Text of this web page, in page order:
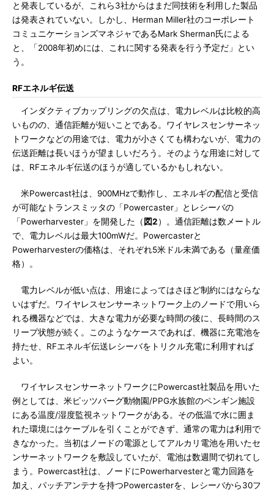
と発表しているが、これら3社からはまだ同技術を利用した製品
は発表されていない。しかし、Herman Miller社のコーポレート
コミュニケーションズマネジャであるMark Sherman氏による
と、「2008年初めには、これに関する発表を行う予定だ」とい
う。
RFエネルギ伝送
インダクティブカップリングの欠点は、電力レベルは比較的高
いものの、通信距離が短いことである。ワイヤレスセンサーネッ
トワークなどの用途では、電力が小さくても構わないが、電力の
伝送距離は長いほうが望ましいだろう。そのような用途に対して
は、RFエネルギ伝送のほうが適しているかもしれない。
米Powercast社は、900MHzで動作し、エネルギの配信と受信
が可能なトランスミッタの「Powercaster」とレシーバの
「Powerharvester」を開発した（ 図2）。通信距離は数メートル
で、電力レベルは最大100mWだ。Powercasterと
Powerharvesterの価格は、それぞれ5米ドル未満である（量産価
格）。
電力レベルが低い点は、用途によってはさほど制約にはならな
いはずだ。ワイヤレスセンサーネットワーク上のノードで用いら
れる機器などでは、大きな電力が必要な時間の後に、長時間のス
リープ状態が続く。このようなケースであれば、機器に充電池を
持たせ、RFエネルギ伝送レシーバをトリクル充電に利用すれば
よい。
ワイヤレスセンサーネットワークにPowercast社製品を用いた
例としては、米ピッツバーグ動物園/PPG水族館のペンギン施設
にある温度/湿度監視ネットワークがある。その低温で水に囲ま
れた環境にはケーブルを引くことができず、通常の電力は利用で
きなかった。当初はノードの電源としてアルカリ電池を用いたセ
ンサーネットワークを敷設していたが、電池は数週間で切れてし
まう。Powercast社は、ノードにPowerharvesterと電力回路を
加え、パッチアンテナを持つPowercasterを、レシーバから30フ